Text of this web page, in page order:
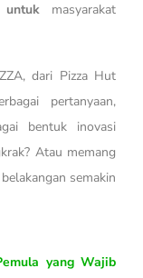
masyarakat
dari Pizza Hut
pertanyaan,
bentuk inovasi
Atau memang
semakin
yang Wajib